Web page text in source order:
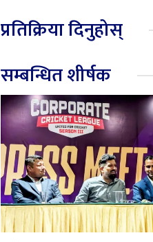
प्रतिक्रिया दिनुहोस्
सम्बन्धित शीर्षक